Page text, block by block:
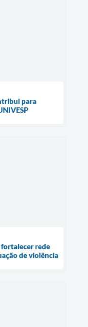
para
rede
de violência